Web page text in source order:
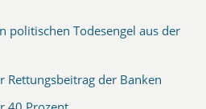
politischen Todesengel aus der
Rettungsbeitrag der Banken